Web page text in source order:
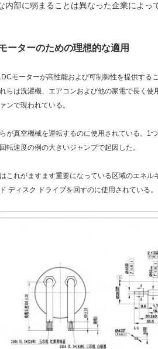
内部に弱まることは異なった企業によっ
ーターのための理想的な適用
モーターが高性能および可制御性を提供する
らは洗濯機、エアコンおよび他の家電で長く
ンで現われている。
が真空機械を運転するのに使用されている。1
転速度の例の大きいジャンプで起因した。
これがますます重要になっている区域のエネ
ディスク ドライブを回すのに使用されている。